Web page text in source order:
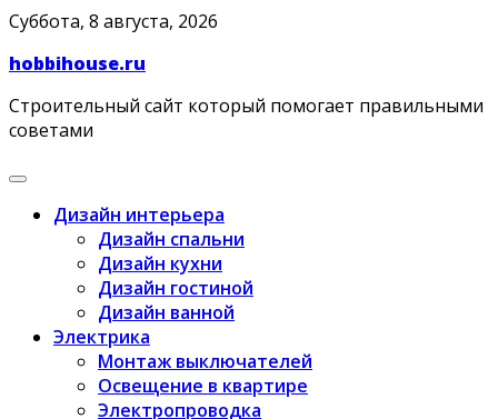
Skip
content
Суббота, 8 августа, 2026
hobbihouse.ru
Строительный сайт который помогает правильными
советами
Дизайн интерьера
Дизайн спальни
Дизайн кухни
Дизайн гостиной
Дизайн ванной
Электрика
Монтаж выключателей
Освещение в квартире
Электропроводка